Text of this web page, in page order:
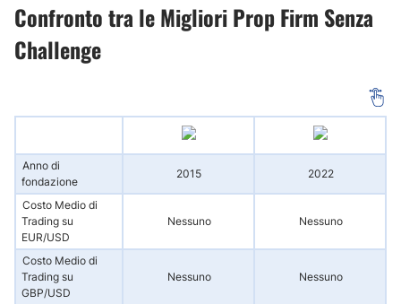
Confronto tra le Migliori Prop Firm Senza
Challenge
Anno di
fondazione
2015 2022
Costo Medio di
Trading su
EUR/USD
Nessuno Nessuno
Costo Medio di
Trading su
GBP/USD
Nessuno Nessuno